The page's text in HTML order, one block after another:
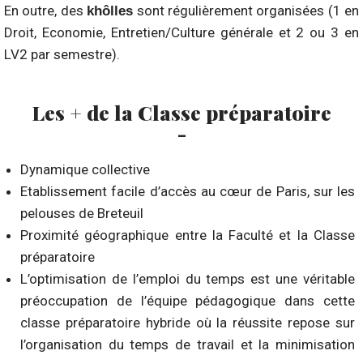
En outre, des khôlles sont régulièrement organisées (1 en
Droit, Economie, Entretien/Culture générale et 2 ou 3 en
LV2 par semestre).
Les + de la Classe préparatoire
-
Dynamique collective
Etablissement facile d’accès au cœur de Paris, sur les
pelouses de Breteuil
Proximité géographique entre la Faculté et la Classe
préparatoire
L’optimisation de l’emploi du temps est une véritable
préoccupation de l’équipe pédagogique dans cette
classe préparatoire hybride où la réussite repose sur
l’organisation du temps de travail et la minimisation